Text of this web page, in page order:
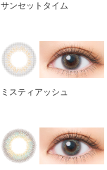
サンセットタイム
ミスティアッシュ